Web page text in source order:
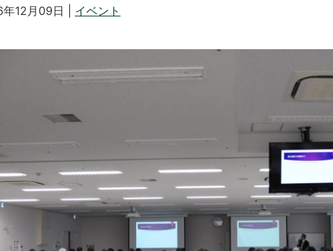
年12月09日 | イベント